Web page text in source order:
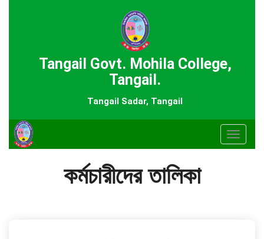
Tangail Govt. Mohila College,
Tangail.
Tangail Sadar, Tangail
Toggle
কর্মচারীদের তালিকা